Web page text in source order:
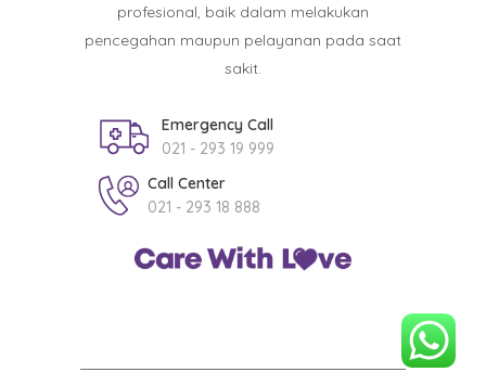
profesional, baik dalam melakukan
pencegahan maupun pelayanan pada saat
sakit.
Emergency Call
021 - 293 19 999
Call Center
021 - 293 18 888